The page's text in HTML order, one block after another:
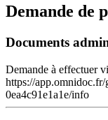
Demande de
Documents
Demande à effectuer
https://
0ea4c91e1a1e/info